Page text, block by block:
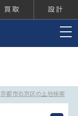
買取 設計
京都市右京区の土地検索